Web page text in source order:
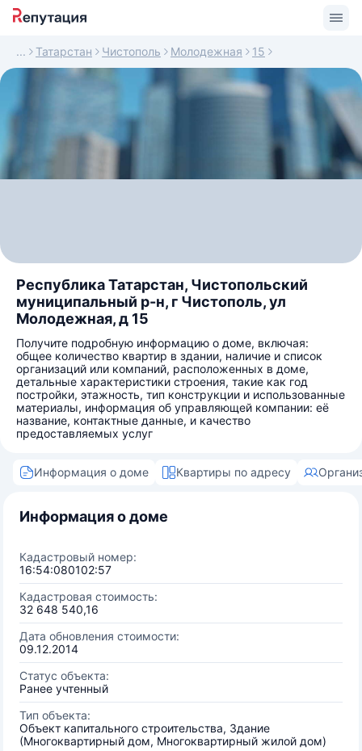
Татарстан Чистополь Молодежная 15
Республика Татарстан, Чистопольский
муниципальный р-н, г Чистополь, ул
Молодежная, д 15
Получите подробную информацию о доме, включая:
общее количество квартир в здании, наличие и список
организаций или компаний, расположенных в доме,
детальные характеристики строения, такие как год
постройки, этажность, тип конструкции и использованные
материалы, информация об управляющей компании: её
название, контактные данные, и качество
предоставляемых услуг
Информация о доме Квартиры по адресу
Информация о доме
Кадастровый номер:
16:54:080102:57
Кадастровая стоимость:
32 648 540,16
Дата обновления стоимости:
09.12.2014
Статус объекта:
Ранее учтенный
Тип объекта:
Объект капитального строительства, Здание
(Многоквартирный дом, Многоквартирный жилой дом)